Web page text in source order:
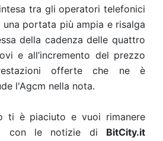
tra gli operatori telefonici
portata più ampia e risalga
della cadenza delle quattro
e all’incremento del prezzo
offerte che ne è
l'Agcm nella nota.
ti è piaciuto e vuoi rimanere
con le notizie di BitCity.it